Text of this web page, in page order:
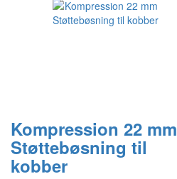
Kompression 22 mm
Støttebøsning til
kobber